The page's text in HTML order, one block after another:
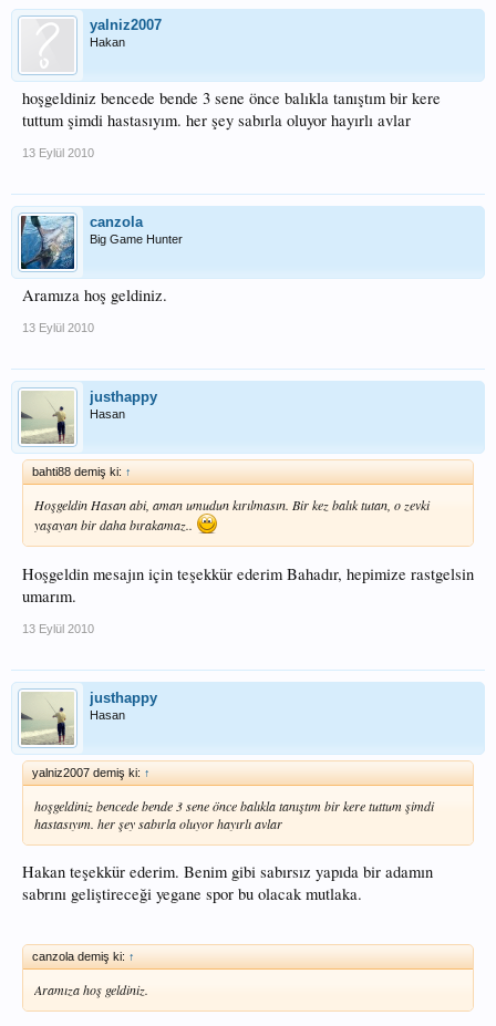
yalniz2007
Hakan
hoşgeldiniz bencede bende 3 sene önce balıkla tanıştım bir kere
tuttum şimdi hastasıyım. her şey sabırla oluyor hayırlı avlar
13 Eylül 2010
canzola
Big Game Hunter
Aramıza hoş geldiniz.
13 Eylül 2010
justhappy
Hasan
bahti88 demiş ki: ↑
Hoşgeldin Hasan abi, aman umudun kırılmasın. Bir kez balık tutan, o zevki
yaşayan bir daha bırakamaz..
Hoşgeldin mesajın için teşekkür ederim Bahadır, hepimize rastgelsin
umarım.
13 Eylül 2010
justhappy
Hasan
yalniz2007 demiş ki: ↑
hoşgeldiniz bencede bende 3 sene önce balıkla tanıştım bir kere tuttum şimdi
hastasıyım. her şey sabırla oluyor hayırlı avlar
Hakan teşekkür ederim. Benim gibi sabırsız yapıda bir adamın
sabrını geliştireceği yegane spor bu olacak mutlaka.
canzola demiş ki: ↑
Aramıza hoş geldiniz.